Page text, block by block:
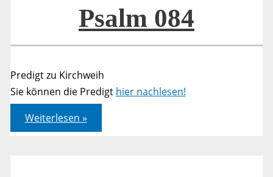
Psalm 084
Predigt zu Kirchweih
Sie können die Predigt hier nachlesen!
Psalm
084
Weiterlesen »